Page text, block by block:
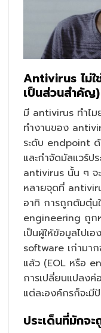
Antivirus ไม่
เป็นส่วนสำคัญ)
มี antivirus ทำไ
ทำงานของ
ระดับ endpoint
และกำจัดมัลแวร์ป
antivirus นั้น ๆ จ
หลายจุดที่
อาทิ การถูกต้มตุ๋
engineering ถูก
เป็นผู้ให้ข้อมูลไปเอ
software เก่ามา
แล้ว (EOL หรือ
การเปลี่ยนแปลง
แต่ละองค์กรก็จะ
ประเด็นที่มักจะ